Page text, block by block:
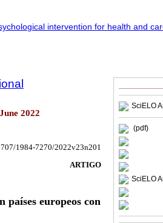
SciELO
(pdf)
SciELO
2022
1984-7270/2022v23n201
ARTIGO
europeos con